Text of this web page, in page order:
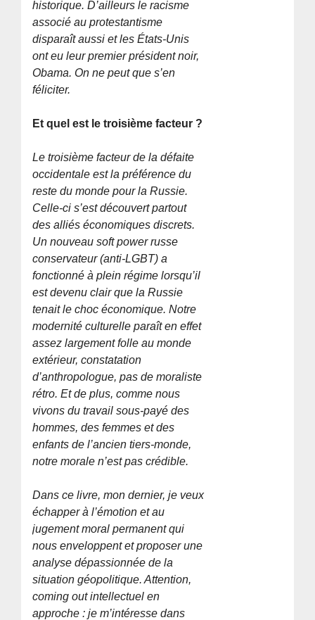
historique. D’ailleurs le racisme
associé au protestantisme
disparaît aussi et les États-Unis
ont eu leur premier président noir,
Obama. On ne peut que s’en
féliciter.
Et quel est le troisième facteur ?
Le troisième facteur de la défaite
occidentale est la préférence du
reste du monde pour la Russie.
Celle-ci s’est découvert partout
des alliés économiques discrets.
Un nouveau soft power russe
conservateur (anti-LGBT) a
fonctionné à plein régime lorsqu’il
est devenu clair que la Russie
tenait le choc économique. Notre
modernité culturelle paraît en effet
assez largement folle au monde
extérieur, constatation
d’anthropologue, pas de moraliste
rétro. Et de plus, comme nous
vivons du travail sous-payé des
hommes, des femmes et des
enfants de l’ancien tiers-monde,
notre morale n’est pas crédible.
Dans ce livre, mon dernier, je veux
échapper à l’émotion et au
jugement moral permanent qui
nous enveloppent et proposer une
analyse dépassionnée de la
situation géopolitique. Attention,
coming out intellectuel en
approche : je m’intéresse dans